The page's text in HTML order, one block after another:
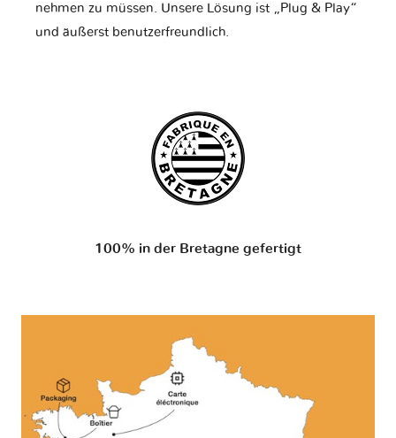
nehmen zu müssen. Unsere Lösung ist „Plug & Play“
und äußerst benutzerfreundlich.
100% in der Bretagne gefertigt